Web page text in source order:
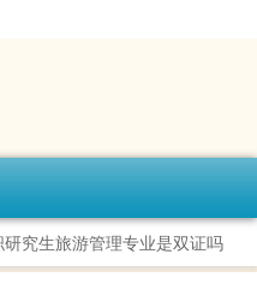
究生旅游管理专业是双证吗